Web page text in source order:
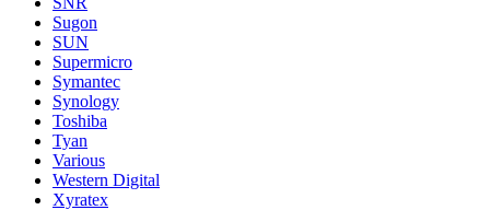
Sugon
SUN
Supermicro
Symantec
Synology
Toshiba
Tyan
Various
Western Digital
Xyratex